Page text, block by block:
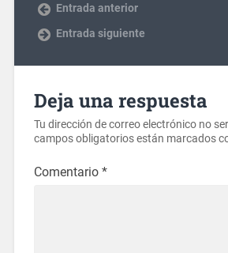
Entrada anterior
Entrada siguiente
Deja una respuesta
Tu dirección de correo electrónico no
campos obligatorios están marcados
Comentario *